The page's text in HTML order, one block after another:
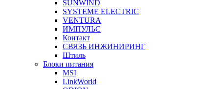
SUNWIND
SYSTEME ELECTRIC
VENTURA
ИМПУЛЬС
Контакт
СВЯЗЬ ИНЖИНИРИНГ
Штиль
Блоки питания
MSI
LinkWorld